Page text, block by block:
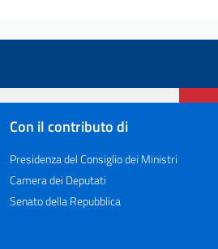
Con il contributo di
Presidenza del Consiglio dei Ministri
Camera dei Deputati
Senato della Repubblica